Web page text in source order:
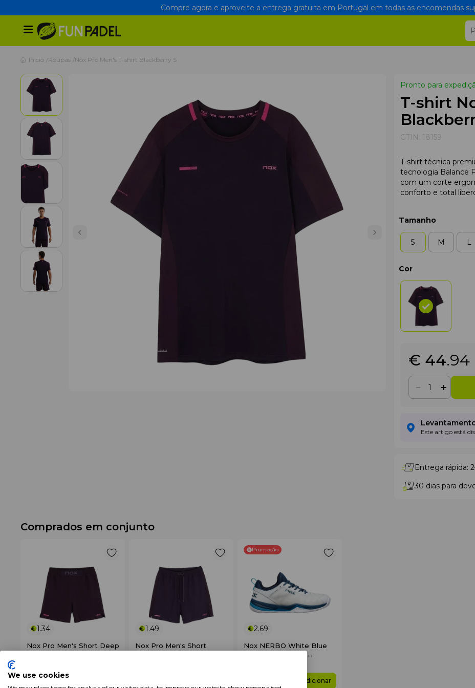
Compre agora e aproveite a entrega gratuita em Portugal em todas as encomendas
Início Roupas Nox Pro Men's T-shirt Blackberry S
Pronto para
T-shirt
GTIN: 18159
T-shirt técnica
tecnologia Balance
com um corte
conforto e total
Tamanho
S M L
Cor
€ 44.94
Este artigo está
Entrega rápida:
30 dias para
Comprados em conjunto
1.34
Nox Pro Men's Short Deep
€ 44.94
1.49
Nox Pro Men's Short
Promoção
2.69
Nox NERBO White Blue
Seja o primeiro a avaliar
+ Adicionar
We use cookies